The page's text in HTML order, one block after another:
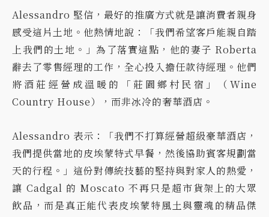
Alessandro 堅信，最好的推廣方式就是讓消費者親身
感受這片土地。他熱情地說：「我們希望客戶能親自踏
上我們的土地。」為了落實這點，他的妻子 Roberta
辭去了零售經理的工作，全心投入擔任款待經理。他們
將酒莊經營成溫暖的「莊園鄉村民宿」（Wine
Country House），而非冰冷的奢華酒店。
Alessandro 表示：「我們不打算經營超級豪華酒店，
我們提供當地的皮埃蒙特式早餐，然後協助賓客規劃當
天的行程。」這份對傳統技藝的堅持與對家人的熱愛，
讓 Cadgal 的 Moscato 不再只是超市貨架上的大眾
飲品，而是真正能代表皮埃蒙特風土與靈魂的精品傑